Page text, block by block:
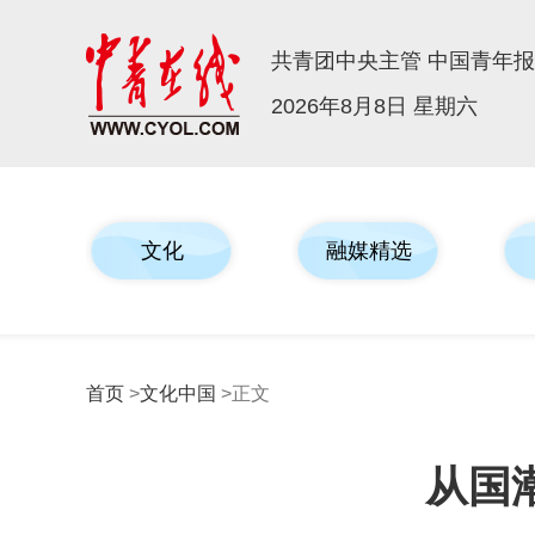
共青团中央主管 中国青年
2026年8月8日 星期六
文化 融媒精选
首页 >文化中国 >正文
从国